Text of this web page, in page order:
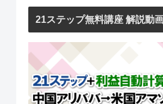
21ステップ無料講座 解説動